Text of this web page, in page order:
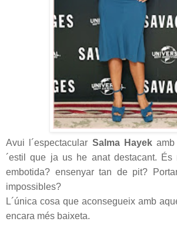
Avui l´espectacular Salma Hayek
´estil que ja us he anat destacant. És
embotida? ensenyar tan de pit?
impossibles?
L´única cosa que aconsegueix amb
encara més baixeta.